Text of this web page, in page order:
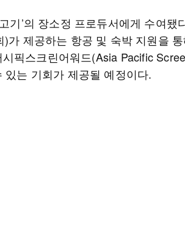
기’의 장소정 프로듀서에게 수여됐
가 제공하는 항공 및 숙박 지원을
픽스크린어워드(Asia Pacific
는 기회가 제공될 예정이다.